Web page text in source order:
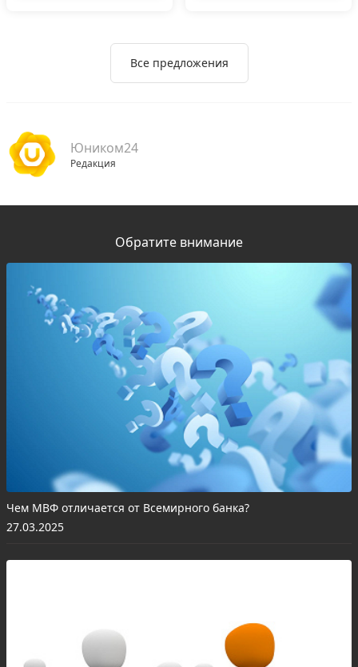
Все предложения
Юником24
Редакция
Обратите внимание
Чем МВФ отличается от Всемирного банка?
27.03.2025